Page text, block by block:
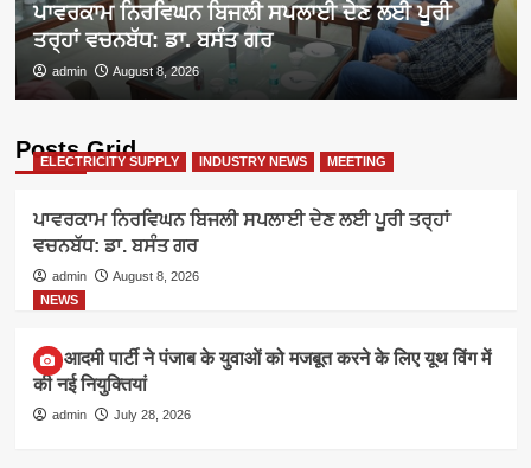
ਪਾਵਰਕਾਮ ਨਿਰਵਿਘਨ ਬਿਜਲੀ ਸਪਲਾਈ ਦੇਣ ਲਈ ਪੂਰੀ
ਤਰ੍ਹਾਂ ਵਚਨਬੱਧ: ਡਾ. ਬਸੰਤ ਗਰ
admin August 8, 2026
Posts Grid
ELECTRICITY SUPPLY INDUSTRY NEWS MEETING
ਪਾਵਰਕਾਮ ਨਿਰਵਿਘਨ ਬਿਜਲੀ ਸਪਲਾਈ ਦੇਣ ਲਈ ਪੂਰੀ ਤਰ੍ਹਾਂ
ਵਚਨਬੱਧ: ਡਾ. ਬਸੰਤ ਗਰ
admin
August 8, 2026
NEWS
आम आदमी पार्टी ने पंजाब के युवाओं को मजबूत करने के लिए यूथ विंग में
की नई नियुक्तियां
admin July 28, 2026